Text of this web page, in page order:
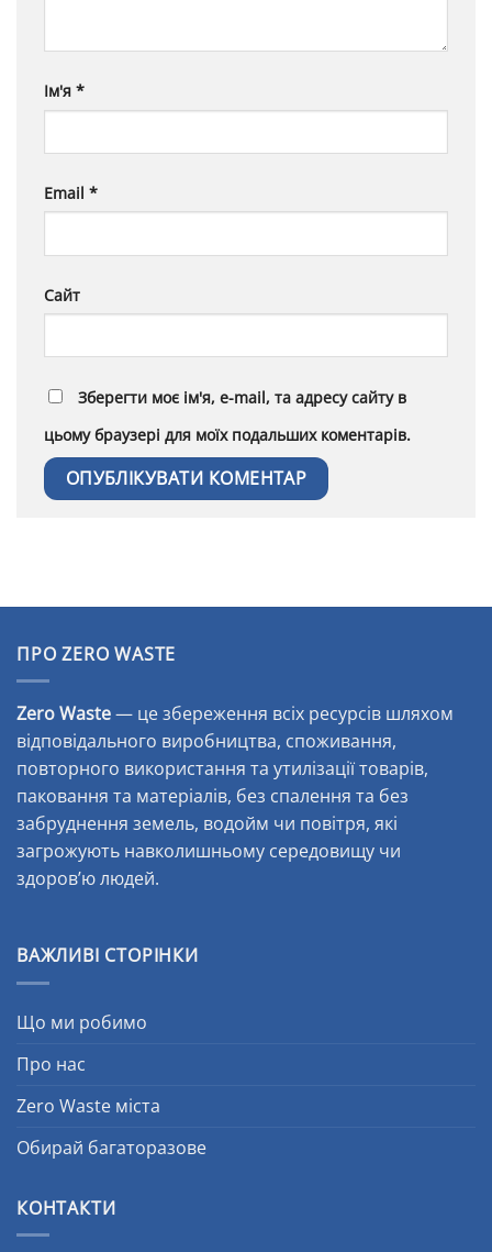
Ім'я *
Email *
Сайт
Зберегти моє ім'я, e-mail, та адресу сайту в
цьому браузері для моїх подальших коментарів.
ПРО ZERO WASTE
Zero Waste— це збереження всіх ресурсів шляхом
відповідального виробництва, споживання,
повторного використання та утилізації товарів,
паковання та матеріалів, без спалення та без
забруднення земель, водойм чи повітря, які
загрожують навколишньому середовищу чи
здоров’ю людей.
ВАЖЛИВІ СТОРІНКИ
Що ми робимо
Про нас
Zero Waste міста
Обирай багаторазове
КОНТАКТИ